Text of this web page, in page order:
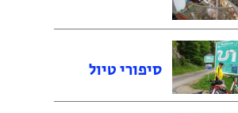
סיפורי טיול